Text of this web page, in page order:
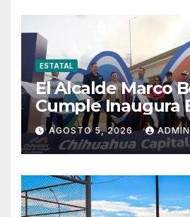
ESTATAL
El Alcalde Marco
Cumple Inaugura
Superior De
Carretera Aldama
AGOSTO 5, 2026 ADMIN